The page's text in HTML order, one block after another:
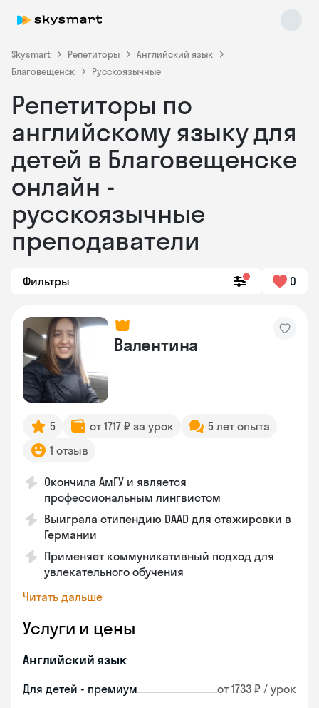
Skysmart Репетиторы
Английский язык
Благовещенск
Русскоязычные
Репетиторы по
английскому языку для
детей в Благовещенске
онлайн -
русскоязычные
преподаватели
Фильтры 0
Валентина
5 от 1717 ₽ за урок
5 лет опыта
1 отзыв
Окончила АмГУ и является
профессиональным лингвистом
Выиграла стипендию DAAD для стажировки в
Германии
Применяет коммуникативный подход для
увлекательного обучения
Читать дальше
Услуги и цены
Английский язык
Для детей - премиум от 1733 ₽ / урок
Skysmart Chat